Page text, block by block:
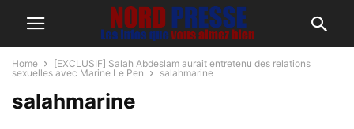
Home
[EXCLUSIF] Salah Abdeslam aurait entretenu des relations
sexuelles avec Marine Le Pen
salahmarine
salahmarine